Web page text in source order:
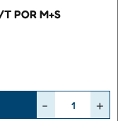
POR M+S